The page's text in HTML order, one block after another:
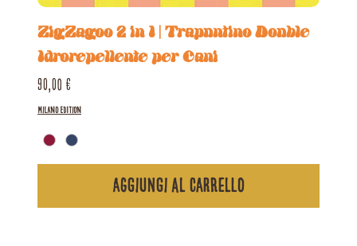
ZigZagoo 2 in 1 | Trapuntino Double
Idrorepellente per Cani
Prezzo
90,00 €
Milano Edition
Aggiungi al carrello